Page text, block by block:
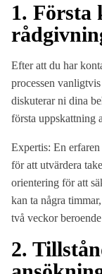
1. Första
Efter att du har
processen
diskuterar ni dina
första uppskattning
Expertis: En
för att utvärdera
orientering för att
kan ta några
två veckor
2.